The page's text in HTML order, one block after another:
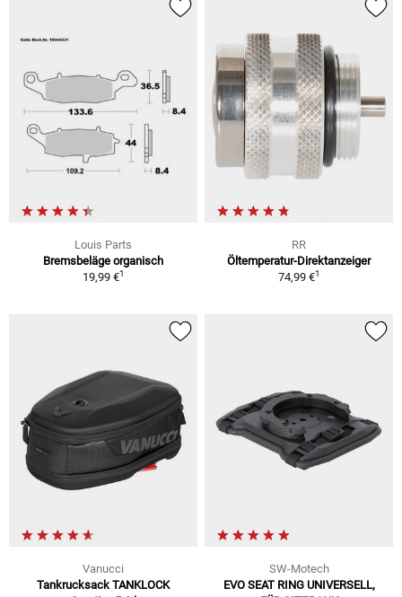
Louis Parts
Bremsbeläge organisch
19,99 €1
RR
Öltemperatur-Direktanzeiger
74,99 €1
Vanucci
Tankrucksack TANKLOCK
SW-Motech
EVO SEAT RING UNIVERSELL,